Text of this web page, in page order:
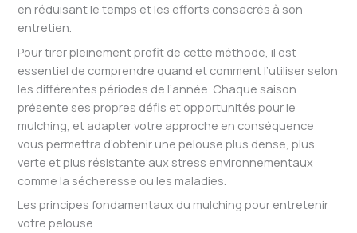
en réduisant le temps et les efforts consacrés à son
entretien.
Pour tirer pleinement profit de cette méthode, il est
essentiel de comprendre quand et comment l’utiliser selon
les différentes périodes de l’année. Chaque saison
présente ses propres défis et opportunités pour le
mulching, et adapter votre approche en conséquence
vous permettra d’obtenir une pelouse plus dense, plus
verte et plus résistante aux stress environnementaux
comme la sécheresse ou les maladies.
Les principes fondamentaux du mulching pour entretenir
votre pelouse